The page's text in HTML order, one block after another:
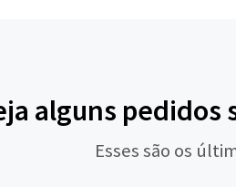
alguns pedidos
Esses são os